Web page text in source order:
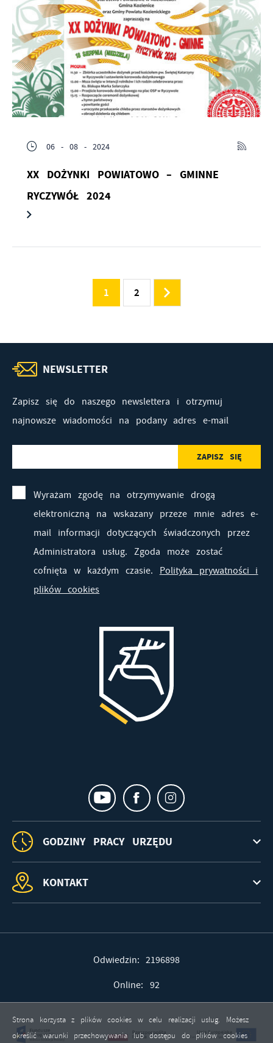
06 - 08 - 2024
XX DOŻYNKI POWIATOWO – GMINNE
RYCZYWÓŁ 2024
1 2
NEWSLETTER
Zapisz się do naszego newslettera i otrzymuj
najnowsze wiadomości na podany adres e-mail
Wyrażam zgodę na otrzymywanie drogą
elektroniczną na wskazany przeze mnie adres e-
mail informacji dotyczących świadczonych przez
Administratora usług. Zgoda może zostać
cofnięta w każdym czasie. Polityka prywatności i
plików cookies
GODZINY PRACY URZĘDU
KONTAKT
Odwiedzin: 2196898
Online: 92
Strona korzysta z plików cookies w celu realizacji usług. Możesz
określić warunki przechowywania lub dostępu do plików cookies